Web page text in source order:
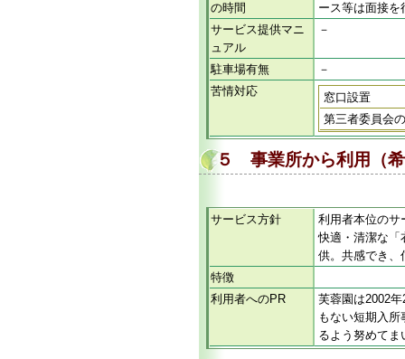
の時間
ース等は面接
サービス提供マニ
ュアル
－
駐車場有無
－
苦情対応
窓口設置
第三者委員会
５ 事業所から利用（
サービス方針
利用者本位のサ
快適・清潔な「
供。共感でき
特徴
利用者へのPR
芙蓉園は2002
もない短期入
るよう努めて